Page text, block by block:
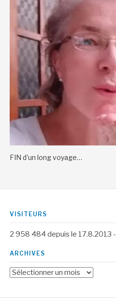
FIN d’un long voyage…
VISITEURS
2 958 484 depuis le 17.8.2013 -
ARCHIVES
Archives